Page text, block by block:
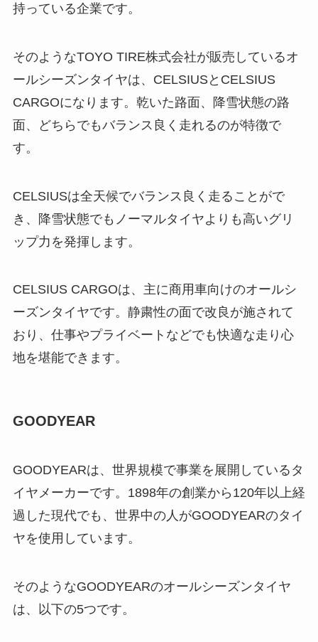
持っている企業です。
そのようなTOYO TIRE株式会社が販売しているオ
ールシーズンタイヤは、CELSIUSとCELSIUS
CARGOになります。乾いた路面、降雪状態の路
面、どちらでもバランス良く走れるのが特徴で
す。
CELSIUSは全天候でバランス良く走ることがで
き、降雪状態でもノーマルタイヤよりも高いグリ
ップ力を発揮します。
CELSIUS CARGOは、主に商用車向けのオールシ
ーズンタイヤです。静粛性の面で改良が施されて
おり、仕事やプライベートなどでも快適な走り心
地を堪能できます。
GOODYEAR
GOODYEARは、世界規模で事業を展開しているタ
イヤメーカーです。1898年の創業から120年以上経
過した現代でも、世界中の人がGOODYEARのタイ
ヤを使用しています。
そのようなGOODYEARのオールシーズンタイヤ
は、以下の5つです。